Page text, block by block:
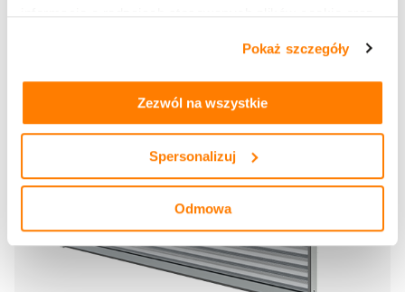
informacje o rodzajach stosowanych plików cookie oraz
tym, jak korzystasz z naszej witryny, znajdziesz w
zakładkach „szczegóły”, „o plikach cookie” orazPolityce
prywatności i cookies.
Pokaż szczegóły
Zezwól na wszystkie
Spersonalizuj
Odmowa